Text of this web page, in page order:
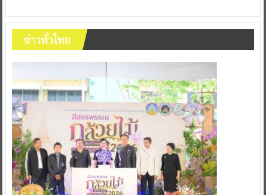
ข่าวทั่วไทย